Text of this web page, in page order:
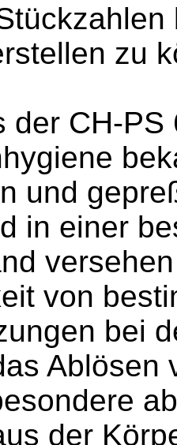
zu
der CH-PS
und
in einer
von
bei
Ablösen
der